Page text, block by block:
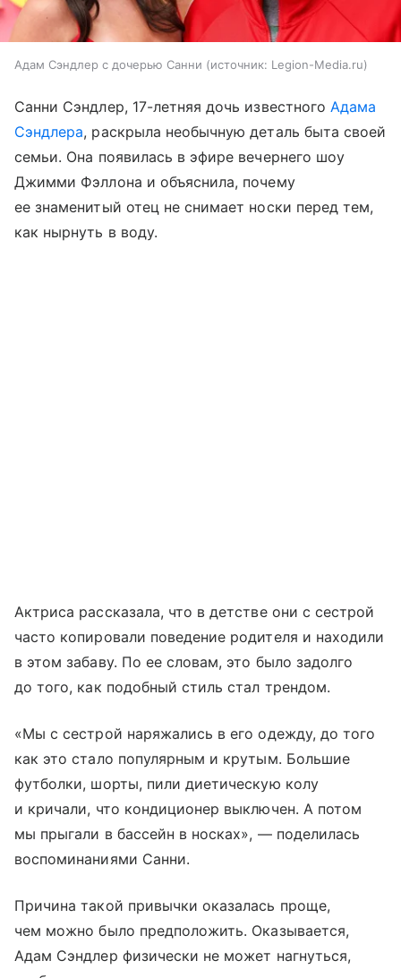
Адам Сэндлер с дочерью Санни источник: Legion-Media.ru
Санни Сэндлер, 17-летняя дочь известного Адама
Сэндлера, раскрыла необычную деталь быта своей
семьи. Она появилась в эфире вечернего шоу
Джимми Фэллона и объяснила, почему
ее знаменитый отец не снимает носки перед тем,
как нырнуть в воду.
Актриса рассказала, что в детстве они с сестрой
часто копировали поведение родителя и находили
в этом забаву. По ее словам, это было задолго
до того, как подобный стиль стал трендом.
«Мы с сестрой наряжались в его одежду, до того
как это стало популярным и крутым. Большие
футболки, шорты, пили диетическую колу
и кричали, что кондиционер выключен. А потом
мы прыгали в бассейн в носках», — поделилась
воспоминаниями Санни.
Причина такой привычки оказалась проще,
чем можно было предположить. Оказывается,
Адам Сэндлер физически не может нагнуться,